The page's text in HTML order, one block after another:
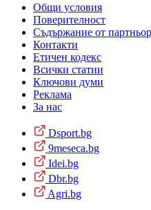
Общи условия
Поверителност
Съдържание от
Контакти
Етичен кодекс
Всички статии
Ключови думи
Реклама
За нас
Dsport.bg
9meseca.bg
Idei.bg
Dbr.bg
Agri.bg